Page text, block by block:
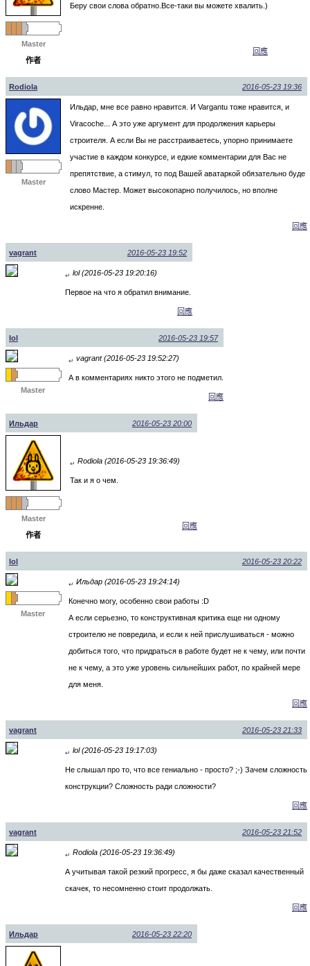
Master
作者
Беру свои слова обратно.Все-таки вы можете хвалить.)
回應
Rodiola 2016-05-23 19:36
Master
Ильдар, мне все равно нравится. И Vargantu тоже нравится, и
Viracoche... А это уже аргумент для продолжения карьеры
строителя. А если Вы не расстраиваетесь, упорно принимаете
участие в каждом конкурсе, и едкие комментарии для Вас не
препятствие, а стимул, то под Вашей аватаркой обязательно буде
слово Мастер. Может высокопарно получилось, но вполне
искренне.
回應
vagrant 2016-05-23 19:52
↵ lol (2016-05-23 19:20:16)
Первое на что я обратил внимание.
回應
lol 2016-05-23 19:57
Master
↵ vagrant (2016-05-23 19:52:27)
А в комментариях никто этого не подметил.
回應
Ильдар 2016-05-23 20:00
Master
作者
↵ Rodiola (2016-05-23 19:36:49)
Так и я о чем.
回應
lol 2016-05-23 20:22
Master
↵ Ильдар (2016-05-23 19:24:14)
Конечно могу, особенно свои работы :D
А если серьезно, то конструктивная критика еще ни одному
строителю не повредила, и если к ней прислушиваться - можно
добиться того, что придраться в работе будет не к чему, или почти
не к чему, а это уже уровень сильнейших работ, по крайней мере
для меня.
回應
vagrant 2016-05-23 21:33
↵ lol (2016-05-23 19:17:03)
Не слышал про то, что все гениально - просто? ;-) Зачем сложность
конструкции? Сложность ради сложности?
回應
vagrant 2016-05-23 21:52
↵ Rodiola (2016-05-23 19:36:49)
А учитывая такой резкий прогресс, я бы даже сказал качественный
скачек, то несомненно стоит продолжать.
回應
Ильдар 2016-05-23 22:20